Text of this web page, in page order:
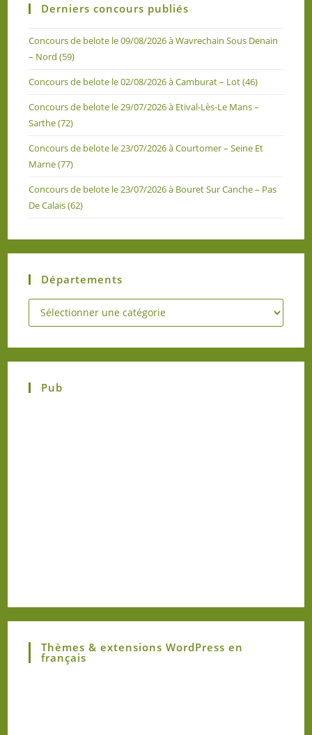
Derniers concours publiés
Concours de belote le 09/08/2026 à Wavrechain Sous Denain
– Nord (59)
Concours de belote le 02/08/2026 à Camburat – Lot (46)
Concours de belote le 29/07/2026 à Etival-Lès-Le Mans –
Sarthe (72)
Concours de belote le 23/07/2026 à Courtomer – Seine Et
Marne (77)
Concours de belote le 23/07/2026 à Bouret Sur Canche – Pas
De Calais (62)
Départements
Pub
Thèmes & extensions WordPress en
français